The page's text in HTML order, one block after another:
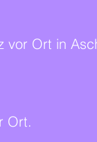
vor Ort in
Ort.